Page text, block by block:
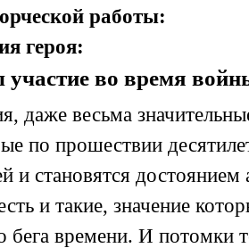
работы:
героя:
участие во время
даже весьма
по прошествии
и становятся
и такие, значение
бега времени. И потомки